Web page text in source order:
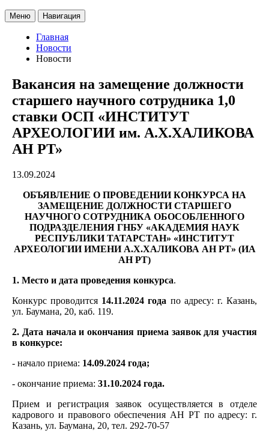
Меню Навигация
Главная
Новости
Новости
Вакансия на замещение должности
старшего научного сотрудника 1,0
ставки ОСП «ИНСТИТУТ
АРХЕОЛОГИИ им. А.Х.ХАЛИКОВА
АН РТ»
13.09.2024
ОБЪЯВЛЕНИЕ О ПРОВЕДЕНИИ КОНКУРСА НА
ЗАМЕЩЕНИЕ ДОЛЖНОСТИСТАРШЕГО
НАУЧНОГО СОТРУДНИКА ОБОСОБЛЕННОГО
ПОДРАЗДЕЛЕНИЯ ГНБУ «АКАДЕМИЯ НАУК
РЕСПУБЛИКИ ТАТАРСТАН» «ИНСТИТУТ
АРХЕОЛОГИИ ИМЕНИ А.Х.ХАЛИКОВА АН РТ» (ИА
АН РТ)
1. Место и дата проведения конкурса.
Конкурс проводится 14.11.2024 года по адресу: г. Казань,
ул. Баумана, 20, каб. 119.
2. Дата начала и окончания приема заявок для участия
в конкурсе:
- начало приема: 14.09.2024 года;
- окончание приема: 31.10.2024 года.
Прием и регистрация заявок осуществляется в отделе
кадрового и правового обеспечения АН РТ по адресу: г.
Казань, ул. Баумана, 20, тел. 292-70-57